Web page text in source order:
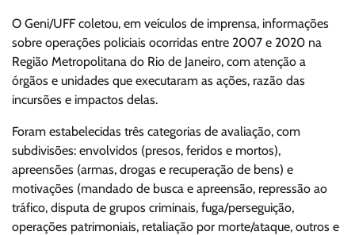
O Geni/UFF coletou, em veículos de imprensa, informações
sobre operações policiais ocorridas entre 2007 e 2020 na
Região Metropolitana do Rio de Janeiro, com atenção a
órgãos e unidades que executaram as ações, razão das
incursões e impactos delas.
Foram estabelecidas três categorias de avaliação, com
subdivisões: envolvidos (presos, feridos e mortos),
apreensões (armas, drogas e recuperação de bens) e
motivações (mandado de busca e apreensão, repressão ao
tráfico, disputa de grupos criminais, fuga/perseguição,
operações patrimoniais, retaliação por morte/ataque, outros e